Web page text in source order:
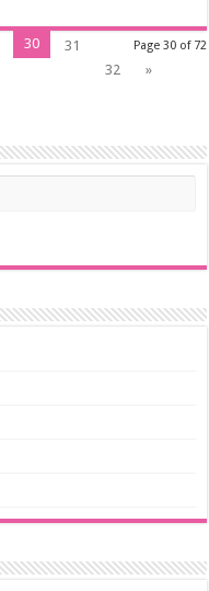
Page 30 of 72
30
31
32
»